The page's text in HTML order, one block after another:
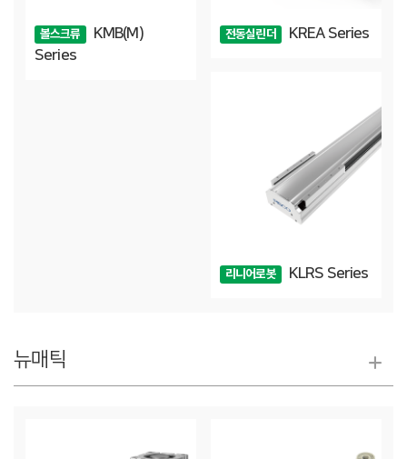
볼스크류
KMB(M)
Series
전동실린더 KREA Series
리니어로봇 KLRS Series
뉴매틱